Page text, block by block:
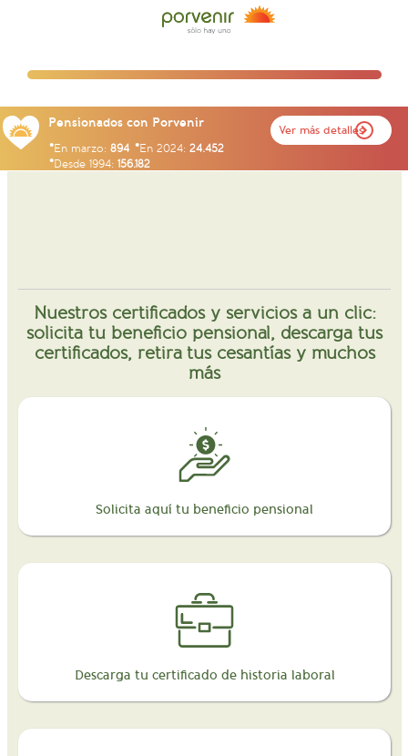
Pensionados con Porvenir
En marzo: 894 En 2024: 24.452
Desde 1994: 156.182
Ver más detalles
Nuestros certificados y servicios a un clic:
solicita tu beneficio pensional, descarga tus
certificados, retira tus cesantías y muchos
más
Solicita aquí tu beneficio pensional
Descarga tu certificado de historia laboral